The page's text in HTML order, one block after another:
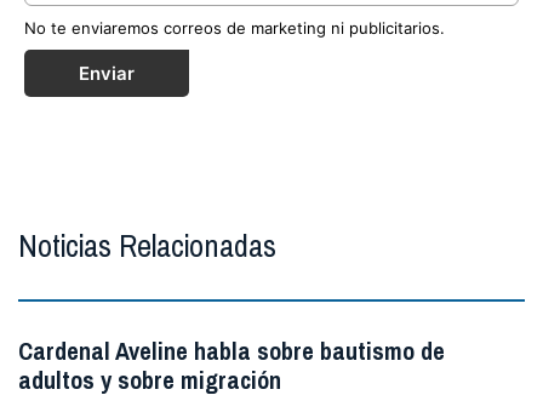
No te enviaremos correos de marketing ni publicitarios.
Enviar
Noticias Relacionadas
Cardenal Aveline habla sobre bautismo de
adultos y sobre migración